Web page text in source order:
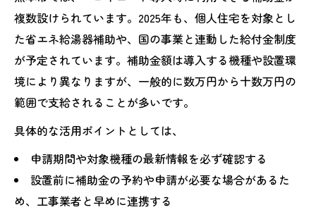
複数設けられています。2025年も、個人住宅を対象とし
た省エネ給湯器補助や、国の事業と連動した給付金制度
が予定されています。補助金額は導入する機種や設置環
境により異なりますが、一般的に数万円から十数万円の
範囲で支給されることが多いです。
具体的な活用ポイントとしては、
申請期間や対象機種の最新情報を必ず確認する
設置前に補助金の予約や申請が必要な場合があるた
め、工事業者と早めに連携する